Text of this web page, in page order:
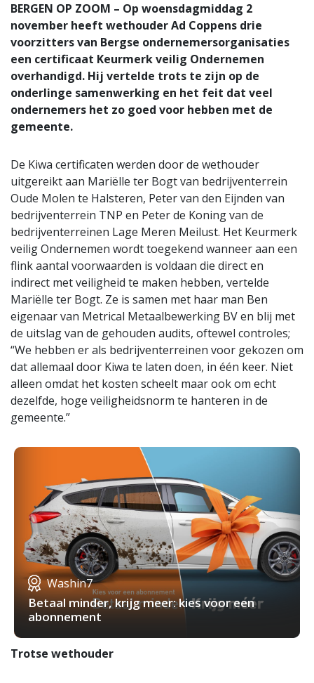
BERGEN OP ZOOM – Op woensdagmiddag 2
november heeft wethouder Ad Coppens drie
voorzitters van Bergse ondernemersorganisaties
een certificaat Keurmerk veilig Ondernemen
overhandigd. Hij vertelde trots te zijn op de
onderlinge samenwerking en het feit dat veel
ondernemers het zo goed voor hebben met de
gemeente.
De Kiwa certificaten werden door de wethouder
uitgereikt aan Mariëlle ter Bogt van bedrijventerrein
Oude Molen te Halsteren, Peter van den Eijnden van
bedrijventerrein TNP en Peter de Koning van de
bedrijventerreinen Lage Meren Meilust. Het Keurmerk
veilig Ondernemen wordt toegekend wanneer aan een
flink aantal voorwaarden is voldaan die direct en
indirect met veiligheid te maken hebben, vertelde
Mariëlle ter Bogt. Ze is samen met haar man Ben
eigenaar van Metrical Metaalbewerking BV en blij met
de uitslag van de gehouden audits, oftewel controles;
“We hebben er als bedrijventerreinen voor gekozen om
dat allemaal door Kiwa te laten doen, in één keer. Niet
alleen omdat het kosten scheelt maar ook om echt
dezelfde, hoge veiligheidsnorm te hanteren in de
gemeente.”
Washin7
Betaal minder, krijg meer: kies voor een
abonnement
Trotse wethouder